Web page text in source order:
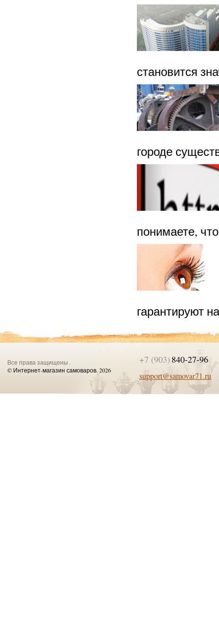
становится
городе
понимаете,
гарантируют
Все права защищены .
© Интернет-магазин самоваров. 2026
+7 (903) 840-27-96
support@samovar71.ru